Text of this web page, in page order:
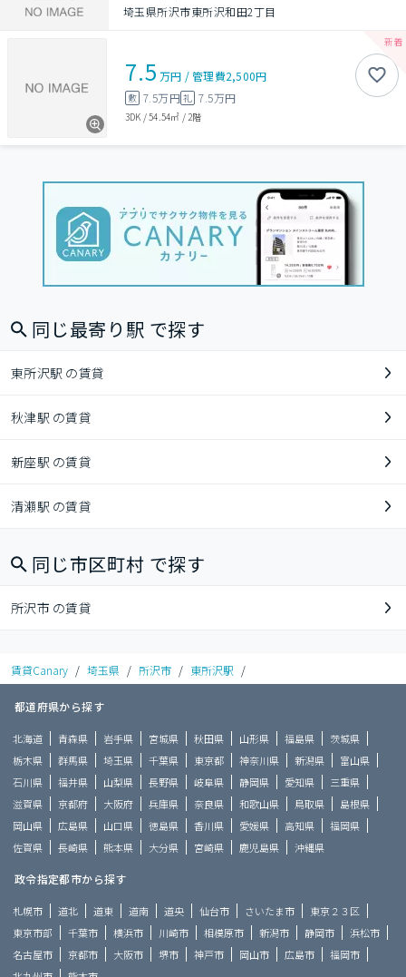
埼玉県所沢市東所沢和田2丁目
7.5 万円 /管理費2,500円
敷 7.5万円礼 7.5万円
3DK /54.54㎡ / 2階
同じ最寄り駅 で探す
東所沢駅 の賃貸
秋津駅 の賃貸
新座駅 の賃貸
清瀬駅 の賃貸
同じ市区町村 で探す
所沢市 の賃貸
賃貸Canary / 埼玉県 / 所沢市 / 東所沢駅 /
都道府県から探す
北海道 青森県 岩手県 宮城県 秋田県 山形県 福島県
茨城県
栃木県
群馬県 埼玉県 千葉県 東京都 神奈川県 新潟県
富山県
石川県
福井県 山梨県 長野県 岐阜県 静岡県 愛知県
三重県
滋賀県
京都府 大阪府 兵庫県 奈良県 和歌山県 鳥取県
島根県
岡山県
広島県 山口県 徳島県 香川県 愛媛県 高知県
福岡県
佐賀県
長崎県 熊本県 大分県 宮崎県 鹿児島県 沖縄県
政令指定都市から探す
札幌市 道北 道東 道南 道央 仙台市 さいたま市
東京２３区
東京市部
千葉市 横浜市 川崎市 相模原市 新潟市 静岡市
浜松市
名古屋市
京都市 大阪市 堺市 神戸市 岡山市 広島市
福岡市